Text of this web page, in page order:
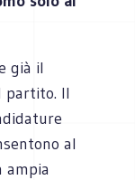
già il
partito. Il
al